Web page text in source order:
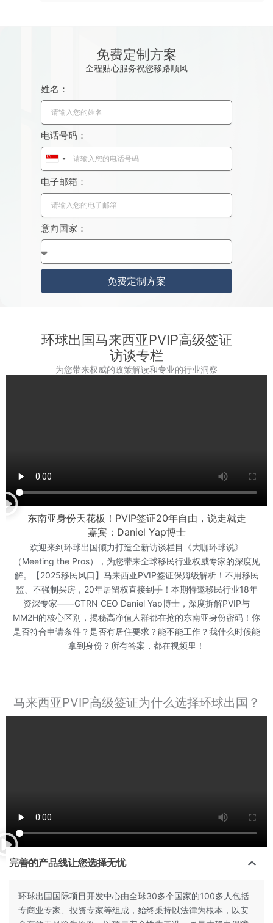
免费定制方案
全程贴心服务祝您移路顺风
姓名：
电话号码：
S
i
n
g
a
p
o
r
+
电子邮箱：
意向国家：
免费定制方案
环球出国马来西亚PVIP高级签证
访谈专栏
为您带来权威的政策解读和专业的行业洞察
东南亚身份天花板！PVIP签证20年自由，说走就走
嘉宾：Daniel Yap博士
欢迎来到环球出国倾力打造全新访谈栏目《大咖环球说》
（Meeting the Pros），为您带来全球移民行业权威专家的深度见
解。【2025移民风口】马来西亚PVIP签证保姆级解析！不用移民
监、不强制买房，20年居留权直接到手！本期特邀移民行业18年
资深专家——GTRN CEO Daniel Yap博士，深度拆解PVIP与
MM2H的核心区别，揭秘高净值人群都在抢的东南亚身份密码！你
是否符合申请条件？是否有居住要求？能不能工作？我什么时候能
拿到身份？所有答案，都在视频里！
马来西亚PVIP高级签证为什么选择环球出国？
完善的产品线让您选择无忧
环球出国国际项目开发中心由全球30多个国家的100多人包括
专商业专家、投资专家等组成，始终秉持以法律为根本，以安